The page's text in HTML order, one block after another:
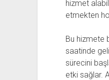
hizmet
etmekten
Bu hizmete
saatinde
sürecini
etki sağlar.